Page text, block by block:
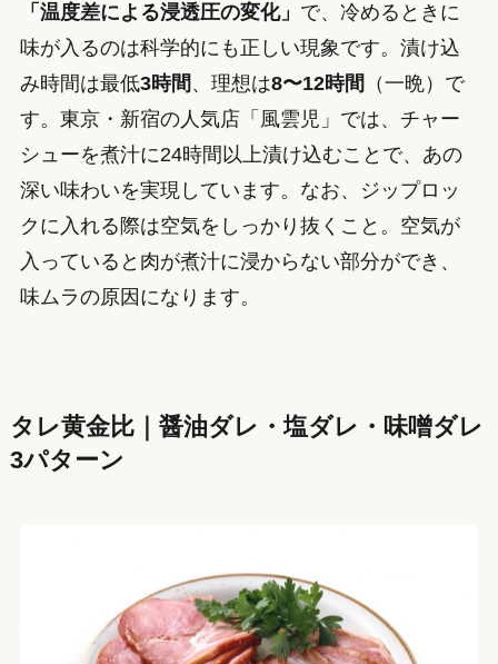
「温度差による浸透圧の変化」 で、冷めるときに
味が入るのは科学的にも正しい現象です。漬け込
み時間は最低3時間 、理想は8〜12時間 （一晩）で
す。東京・新宿の人気店「風雲児」では、チャー
シューを煮汁に24時間以上漬け込むことで、あの
深い味わいを実現しています。なお、ジップロッ
クに入れる際は空気をしっかり抜くこと。空気が
入っていると肉が煮汁に浸からない部分ができ、
味ムラの原因になります。
タレ黄金比｜醤油ダレ・塩ダレ・味噌ダレ
3パターン